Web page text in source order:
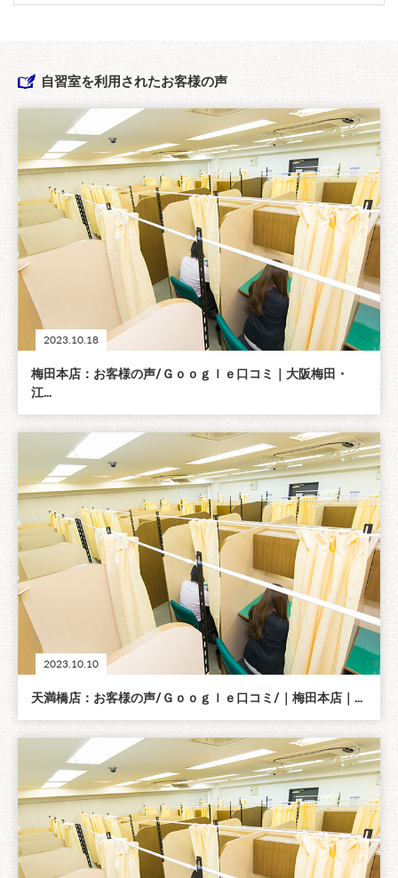
自習室を利用されたお客様の声
2023.10.18
梅田本店：お客様の声/Ｇｏｏｇｌｅ口コミ｜大阪梅田・
江...
2023.10.10
天満橋店：お客様の声/Ｇｏｏｇｌｅ口コミ/｜梅田本店｜...